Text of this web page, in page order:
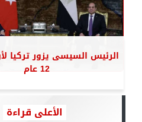
الرئيس السيسى يزور تركيا
12 عام
الأعلى قراءة